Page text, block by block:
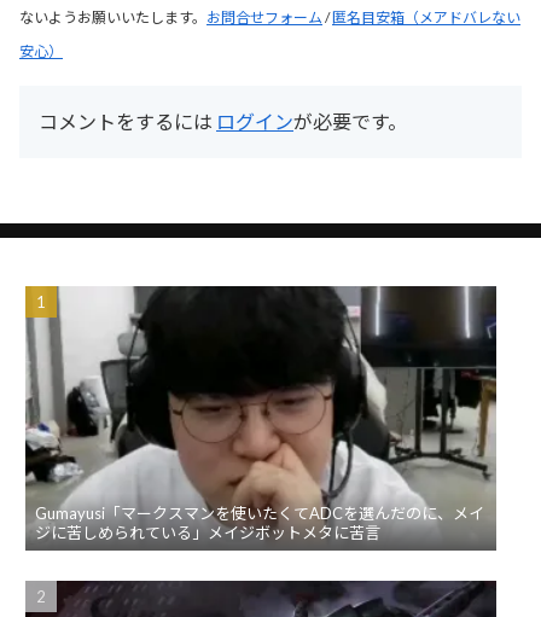
ないようお願いいたします。 お問合せフォーム /匿名目安箱（メアドバレない
安心）
コメントをするには ログインが必要です。
Gumayusi「マークスマンを使いたくてADCを選んだのに、メイ
ジに苦しめられている」メイジボットメタに苦言